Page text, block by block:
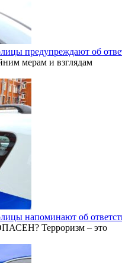
предупреждают об
мерам и взглядам
напоминают об
Терроризм – это